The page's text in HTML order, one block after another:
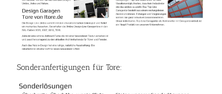
Sonderanfertigungen für Tore: